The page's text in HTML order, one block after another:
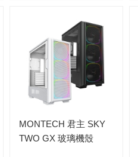
MONTECH 君主 SKY
TWO GX 玻璃機殼